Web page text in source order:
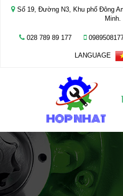
Số 19, Đường N3, Khu phố Đông
Minh.
028 789 89 177
LANGUAGE